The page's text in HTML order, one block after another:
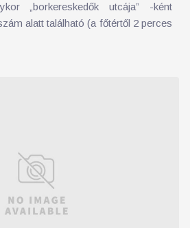
„borkereskedők utcája” -ként
alatt található (a főtértől 2 perces